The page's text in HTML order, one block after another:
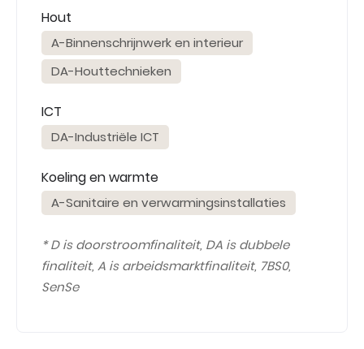
Hout
A-Binnenschrijnwerk en interieur
DA-Houttechnieken
ICT
DA-Industriële ICT
Koeling en warmte
A-Sanitaire en verwarmingsinstallaties
* D is doorstroomfinaliteit, DA is dubbele
finaliteit, A is arbeidsmarktfinaliteit, 7BS0,
SenSe